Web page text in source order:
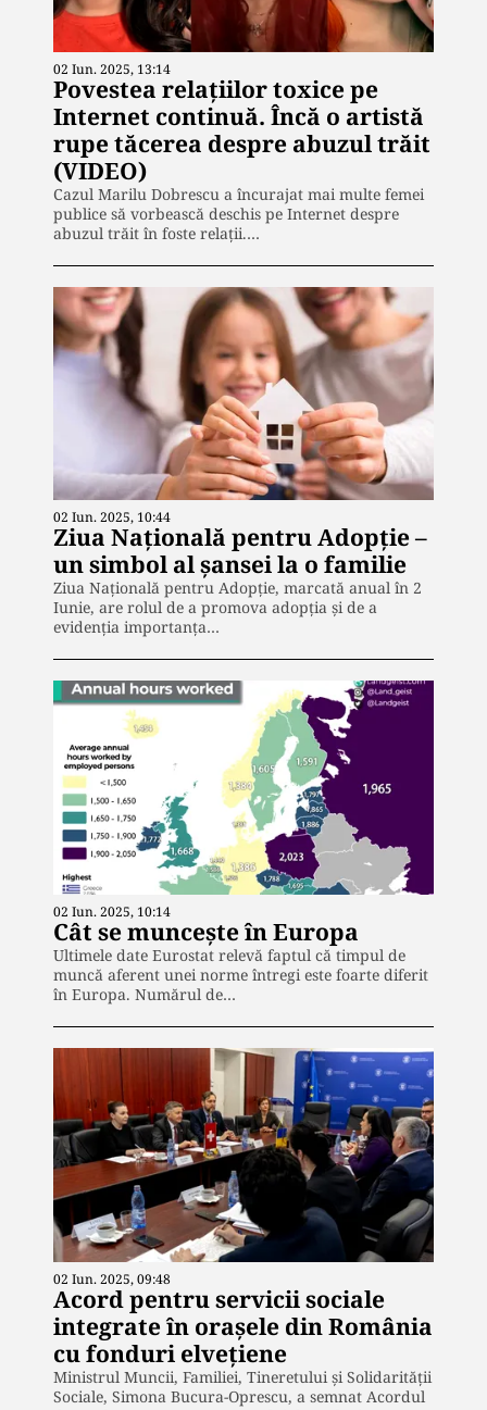
02 Iun. 2025, 13:14
Povestea relațiilor toxice pe
Internet continuă. Încă o artistă
rupe tăcerea despre abuzul trăit
(VIDEO)
Cazul Marilu Dobrescu a încurajat mai multe femei
publice să vorbească deschis pe Internet despre
abuzul trăit în foste relații.…
02 Iun. 2025, 10:44
Ziua Națională pentru Adopție –
un simbol al șansei la o familie
Ziua Națională pentru Adopție, marcată anual în 2
Iunie, are rolul de a promova adopția și de a
evidenția importanța…
02 Iun. 2025, 10:14
Cât se muncește în Europa
Ultimele date Eurostat relevă faptul că timpul de
muncă aferent unei norme întregi este foarte diferit
în Europa. Numărul de…
02 Iun. 2025, 09:48
Acord pentru servicii sociale
integrate în orașele din România
cu fonduri elvețiene
Ministrul Muncii, Familiei, Tineretului și Solidarității
Sociale, Simona Bucura-Oprescu, a semnat Acordul